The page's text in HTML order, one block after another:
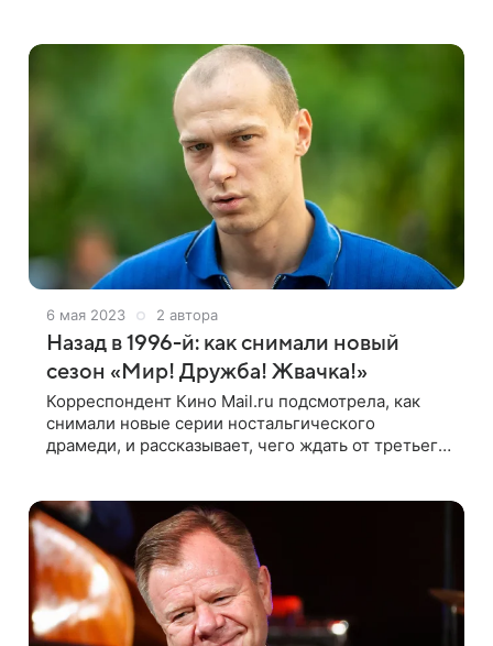
6 мая 2023 2 автора
Назад в 1996-й: как снимали новый
сезон «Мир! Дружба! Жвачка!»
Корреспондент Кино Mail.ru подсмотрела, как
снимали новые серии ностальгического
драмеди, и рассказывает, чего ждать от третьего
из припаркованных